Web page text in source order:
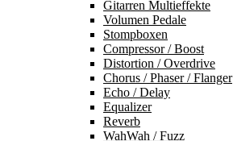
Gitarren Multieffekte
Volumen Pedale
Stompboxen
Compressor / Boost
Distortion / Overdrive
Chorus / Phaser / Flanger
Echo / Delay
Equalizer
Reverb
WahWah / Fuzz